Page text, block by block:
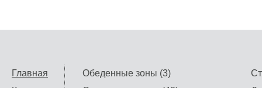
Главная
Обеденные зоны (3)